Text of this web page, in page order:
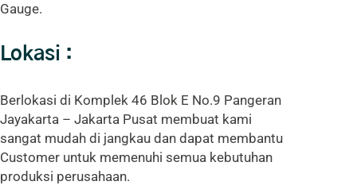
Gauge.
Lokasi :
Berlokasi di Komplek 46 Blok E No.9 Pangeran
Jayakarta – Jakarta Pusat membuat kami
sangat mudah di jangkau dan dapat membantu
Customer untuk memenuhi semua kebutuhan
produksi perusahaan.